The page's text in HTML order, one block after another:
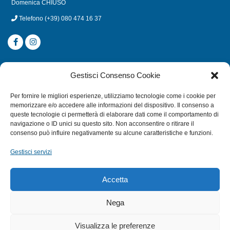
Gestisci Consenso Cookie
Per fornire le migliori esperienze, utilizziamo tecnologie come i cookie per
memorizzare e/o accedere alle informazioni del dispositivo. Il consenso a
queste tecnologie ci permetterà di elaborare dati come il comportamento di
navigazione o ID unici su questo sito. Non acconsentire o ritirare il
consenso può influire negativamente su alcune caratteristiche e funzioni.
Gestisci servizi
Accetta
Nega
Visualizza le preferenze
Domenica CHIUSO
Telefono (+39) 080 474 16 37
CATEGORIE
MULINELLI
CANNE
ACCESSORI NAUTICI